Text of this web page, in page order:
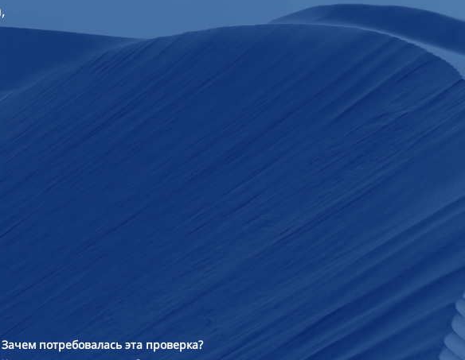
Зачем потребовалась эта проверка?